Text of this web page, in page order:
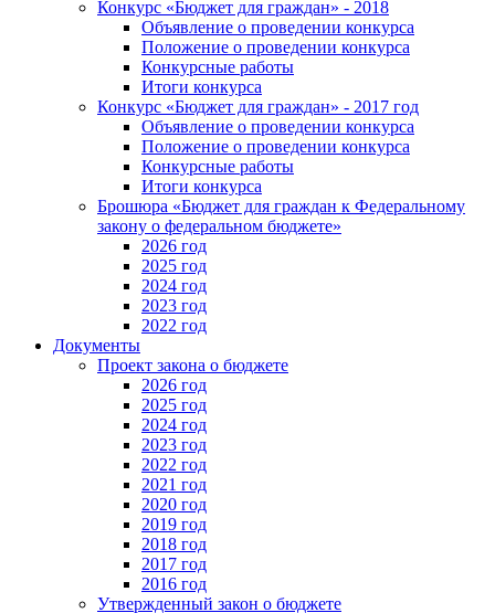
Конкурс «Бюджет для граждан» - 2018
Объявление о проведении конкурса
Положение о проведении конкурса
Конкурсные работы
Итоги конкурса
Конкурс «Бюджет для граждан» - 2017 год
Объявление о проведении конкурса
Положение о проведении конкурса
Конкурсные работы
Итоги конкурса
Брошюра «Бюджет для граждан к Федеральному
закону о федеральном бюджете»
2026 год
2025 год
2024 год
2023 год
2022 год
Документы
Проект закона о бюджете
2026 год
2025 год
2024 год
2023 год
2022 год
2021 год
2020 год
2019 год
2018 год
2017 год
2016 год
Утвержденный закон о бюджете